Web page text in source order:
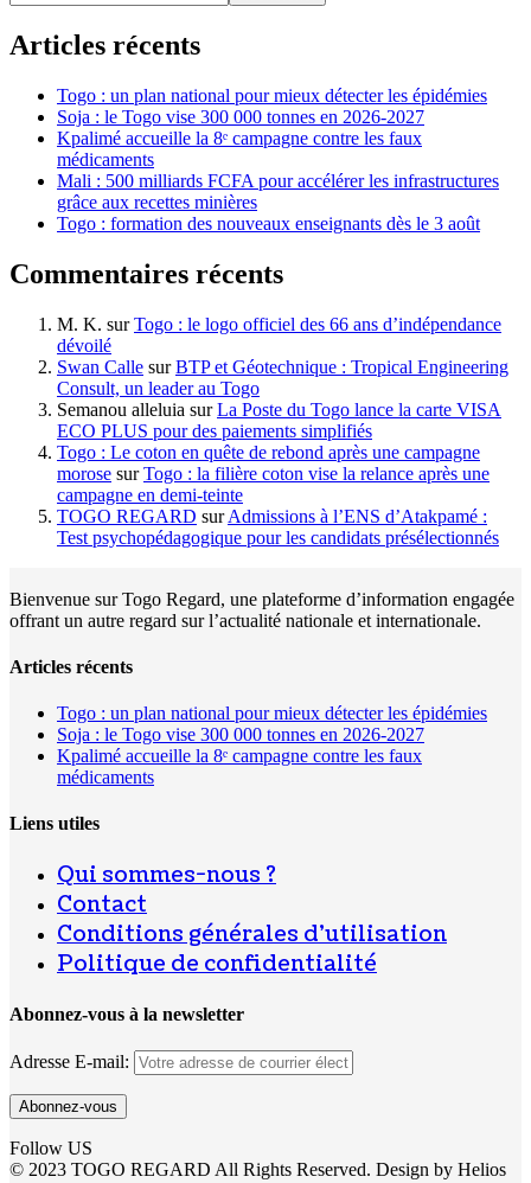
Articles récents
Togo : un plan national pour mieux détecter les épidémies
Soja : le Togo vise 300 000 tonnes en 2026-2027
Kpalimé accueille la 8ᵉ campagne contre les faux
médicaments
Mali : 500 milliards FCFA pour accélérer les infrastructures
grâce aux recettes minières
Togo : formation des nouveaux enseignants dès le 3 août
Commentaires récents
M. K. surTogo : le logo officiel des 66 ans d’indépendance
dévoilé
Swan Calle surBTP et Géotechnique : Tropical Engineering
Consult, un leader au Togo
Semanou alleluia surLa Poste du Togo lance la carte VISA
ECO PLUS pour des paiements simplifiés
Togo : Le coton en quête de rebond après une campagne
morose surTogo : la filière coton vise la relance après une
campagne en demi-teinte
TOGO REGARD surAdmissions à l’ENS d’Atakpamé :
Test psychopédagogique pour les candidats présélectionnés
Bienvenue sur Togo Regard, une plateforme d’information engagée
offrant un autre regard sur l’actualité nationale et internationale.
Articles récents
Togo : un plan national pour mieux détecter les épidémies
Soja : le Togo vise 300 000 tonnes en 2026-2027
Kpalimé accueille la 8ᵉ campagne contre les faux
médicaments
Liens utiles
Qui sommes-nous ?
Contact
Conditions générales d’utilisation
Politique de confidentialité
Abonnez-vous à la newsletter
Adresse E-mail:
Follow US
© 2023 TOGO REGARD All Rights Reserved. Design by Helios